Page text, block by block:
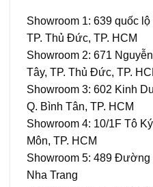
Showroom 1: 639 quốc
TP. Thủ Đức, TP. HCM
Showroom 2: 671
Tây, TP. Thủ Đức, TP.
Showroom 3: 602 Kinh
Q. Bình Tân, TP. HCM
Showroom 4: 10/1F Tô
Môn, TP. HCM
Showroom 5: 489 Đường
Nha Trang